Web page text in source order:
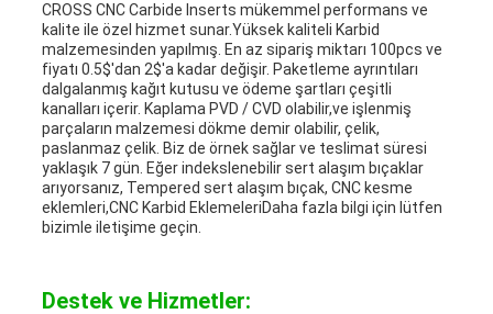
CROSS CNC Carbide Inserts mükemmel performans ve
kalite ile özel hizmet sunar.Yüksek kaliteli Karbid
malzemesinden yapılmış. En az sipariş miktarı 100pcs ve
fiyatı 0.5$'dan 2$'a kadar değişir. Paketleme ayrıntıları
dalgalanmış kağıt kutusu ve ödeme şartları çeşitli
kanalları içerir. Kaplama PVD / CVD olabilir,ve işlenmiş
parçaların malzemesi dökme demir olabilir, çelik,
paslanmaz çelik. Biz de örnek sağlar ve teslimat süresi
yaklaşık 7 gün. Eğer indekslenebilir sert alaşım bıçaklar
arıyorsanız, Tempered sert alaşım bıçak, CNC kesme
eklemleri,CNC Karbid EklemeleriDaha fazla bilgi için lütfen
bizimle iletişime geçin.
Destek ve Hizmetler: